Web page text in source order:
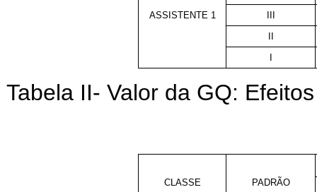
ASSISTENTE 1
Tabela II- Valor da GQ:
CLASSE PADRÃO